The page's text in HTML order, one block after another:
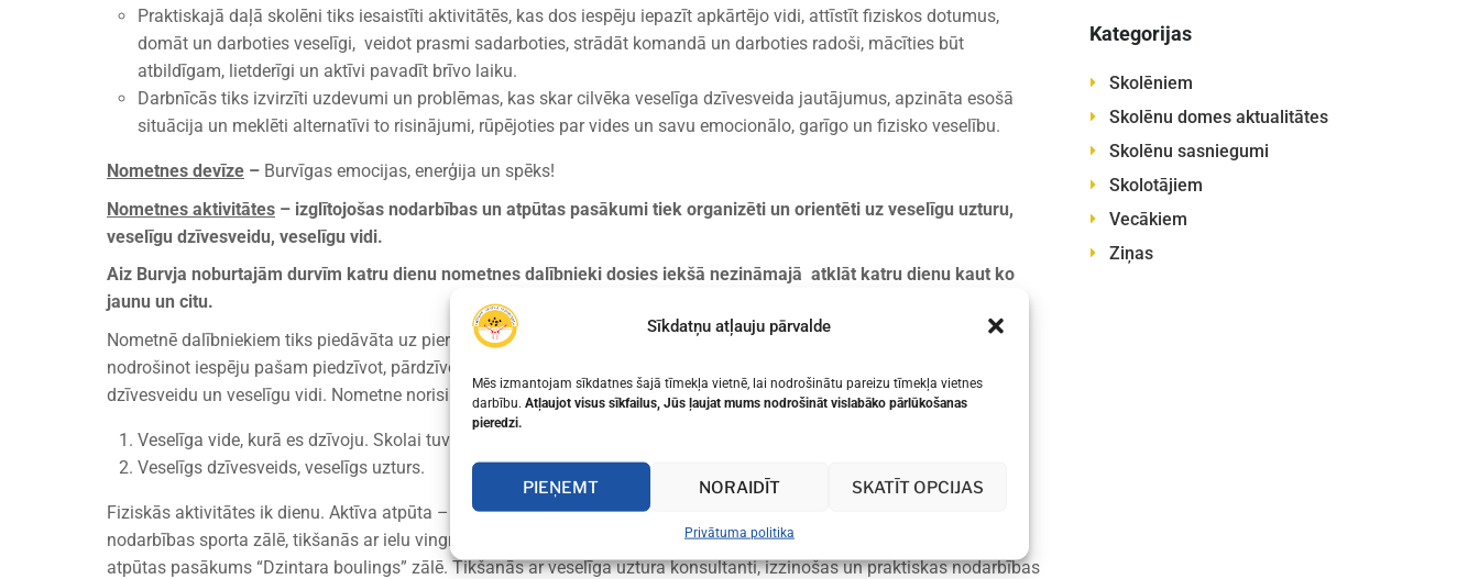
Sīkdatņu atļauju pārvalde
Mēs izmantojam sīkdatnes šajā tīmekļa vietnē, lai nodrošinātu pareizu tīmekļa vietnes
darbību. Atļaujot visus sīkfailus, Jūs ļaujat mums nodrošināt vislabāko pārlūkošanas
pieredzi.
PIEŅEMT NORAIDĪT SKATĪT OPCIJAS
Privātuma politika
Praktiskajā daļā skolēni tiks iesaistīti aktivitātēs, kas dos iespēju iepazīt apkārtējo vidi, attīstīt fiziskos dotumus,
domāt un darboties veselīgi, veidot prasmi sadarboties, strādāt komandā un darboties radoši, mācīties būt
atbildīgam, lietderīgi un aktīvi pavadīt brīvo laiku.
Darbnīcās tiks izvirzīti uzdevumi un problēmas, kas skar cilvēka veselīga dzīvesveida jautājumus, apzināta esošā
situācija un meklēti alternatīvi to risinājumi, rūpējoties par vides un savu emocionālo, garīgo un fizisko veselību.
Nometnes devīze – Burvīgas emocijas, enerģija un spēks!
Nometnes aktivitātes – izglītojošas nodarbības un atpūtas pasākumi tiek organizēti un orientēti uz veselīgu uzturu,
veselīgu dzīvesveidu, veselīgu vidi.
Aiz Burvja noburtajām durvīm katru dienu nometnes dalībnieki dosies iekšā nezināmajā atklāt katru dienu kaut ko
jaunu un citu.
Nometnē dalībniekiem tiks piedāvāta uz pieredzi balstīta izglītība, kas ļauj mācīties aizraujoši un interesanti, ikvienam
nodrošinot iespēju pašam piedzīvot, pārdzīvot un pielietot iegūtās zināšanas un prasmes par veselīgu uzturu, veselīgu
dzīvesveidu un veselīgu vidi. Nometne norisināsies brīvā un neformālā atmosfērā.
Veselīga vide, kurā es dzīvoju. Skolai tuvākās apkārtnes kultūras vietu un dabas izzināšana.
Veselīgs dzīvesveids, veselīgs uzturs.
Fiziskās aktivitātes ik dienu. Aktīva atpūta – spēles, sacensības, stafetes jūrmalā un Liepājas parkā, praktiskas
nodarbības sporta zālē, tikšanās ar ielu vingrotājiem un praktiskas nodarbības skolas sporta laukumā. Izklaides un
atpūtas pasākums “Dzintara boulings” zālē. Tikšanās ar veselīga uztura konsultanti, izzinošas un praktiskas nodarbības
Kategorijas
Skolēniem
Skolēnu domes aktualitātes
Skolēnu sasniegumi
Skolotājiem
Vecākiem
Ziņas